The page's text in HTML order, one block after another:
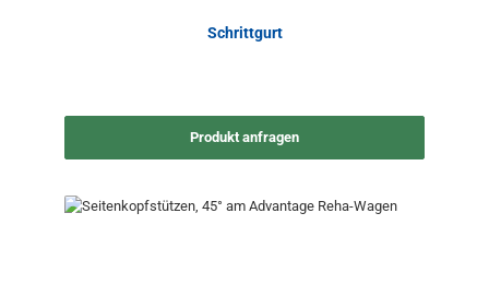
Schrittgurt
Produkt anfragen